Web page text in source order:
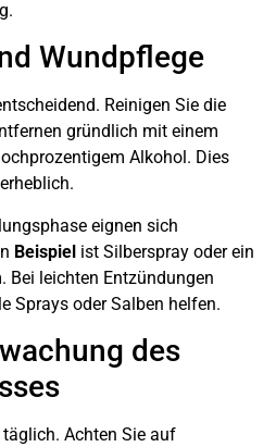
Wundpflege
Reinigen Sie die
gründlich mit einem
Alkohol. Dies
eignen sich
Beispiel ist Silberspray oder ein
Bei leichten Entzündungen
Sprays oder Salben helfen.
des
Achten Sie auf